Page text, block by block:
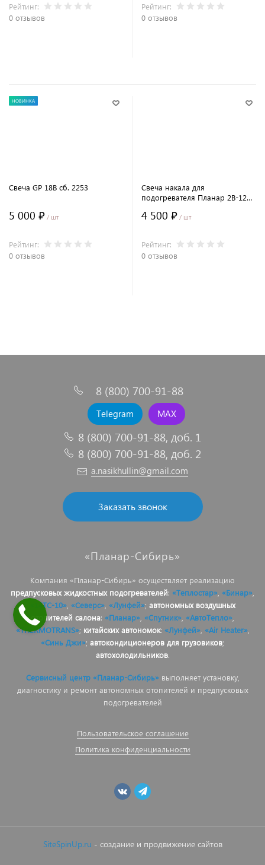
Рейтинг:
0 отзывов
Рейтинг:
0 отзывов
НОВИНКА
Свеча GP 18В сб. 2253
5 000 ₽ / шт
Рейтинг:
0 отзывов
Свеча накала для
подогревателя Планар 2B-12
4 500 ₽ / шт
Рейтинг:
0 отзывов
8 (800) 700-91-88
Telegram MAX
8 (800) 700-91-88, доб. 1
8 (800) 700-91-88, доб. 2
a.nasikhullin@gmail.com
Заказать звонок
«Планар-Сибирь»
Компания «Планар-Сибирь» осуществляет реализацию
предпусковых жидкостных подогревателей: «Теплостар» «Бинар»
«14ТС-10», «Северс», «Лунфей»; автономных воздушных
отопителей салона: «Планар» «Спутник» «АвтоТепло»
«THERMOTRANS»; китайских автономок: «Лунфей», «Air Heater»,
«Синь Джи»; автокондиционеров для грузовиков;
автохолодильников.
Сервисный центр «Планар-Сибирь»выполняет установку,
диагностику и ремонт автономных отопителей и предпусковых
подогревателей
Пользовательское соглашение
Политика конфиденциальности
SiteSpinUp.ru - создание и продвижение сайтов